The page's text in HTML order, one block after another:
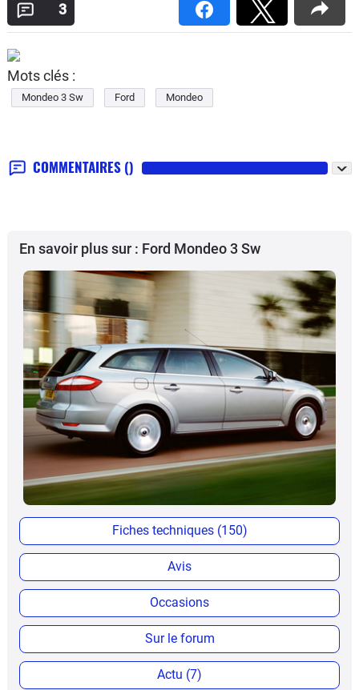
3
Mots clés :
Mondeo 3 Sw Ford Mondeo
COMMENTAIRES ()
En savoir plus sur : Ford Mondeo 3 Sw
Fiches techniques (150)
Avis
Occasions
Sur le forum
Actu (7)